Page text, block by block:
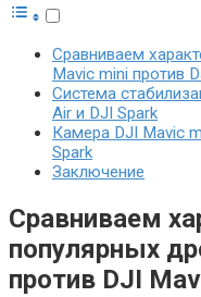
Сравниваем
Mavic mini против
Система
Аir и DJI Spark
Камера DJI Mavic
Spark
Заключение
Сравниваем
популярных
против DJI